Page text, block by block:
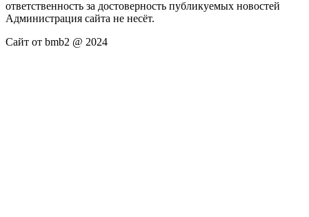
ответственность за достоверность публикуемых новостей
Администрация сайта не несёт.
Сайт от bmb2 @ 2024